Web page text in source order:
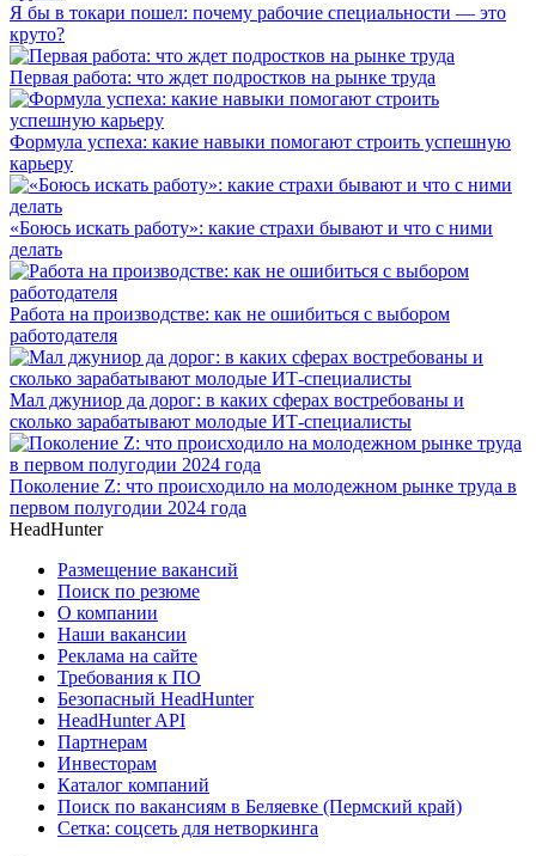
Я бы в токари пошел: почему рабочие специальности — это
круто?
Первая работа: что ждет подростков на рынке труда
Формула успеха: какие навыки помогают строить успешную
карьеру
«Боюсь искать работу»: какие страхи бывают и что с ними
делать
Работа на производстве: как не ошибиться с выбором
работодателя
Мал джуниор да дорог: в каких сферах востребованы и
сколько зарабатывают молодые ИТ-специалисты
Поколение Z: что происходило на молодежном рынке труда в
первом полугодии 2024 года
HeadHunter
Размещение вакансий
Поиск по резюме
О компании
Наши вакансии
Реклама на сайте
Требования к ПО
Безопасный HeadHunter
HeadHunter API
Партнерам
Инвесторам
Каталог компаний
Поиск по вакансиям в Беляевке (Пермский край)
Сетка: соцсеть для нетворкинга